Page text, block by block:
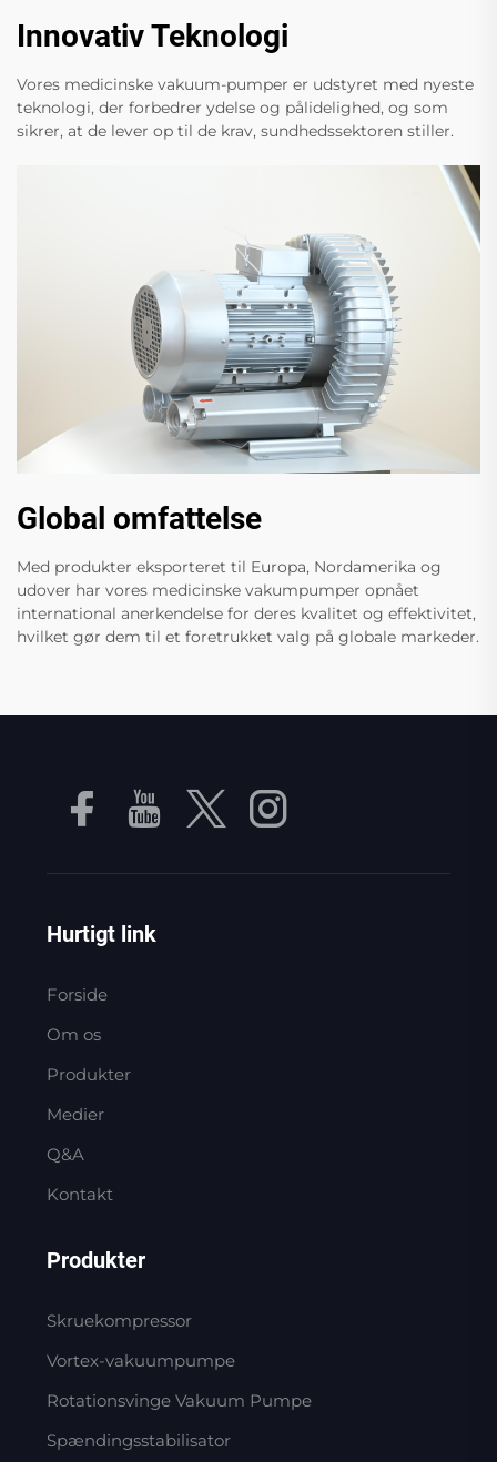
Innovativ Teknologi
Vores medicinske vakuum-pumper er udstyret med nyeste
teknologi, der forbedrer ydelse og pålidelighed, og som
sikrer, at de lever op til de krav, sundhedssektoren stiller.
Global omfattelse
Med produkter eksporteret til Europa, Nordamerika og
udover har vores medicinske vakumpumper opnået
international anerkendelse for deres kvalitet og effektivitet,
hvilket gør dem til et foretrukket valg på globale markeder.
Hurtigt link
Forside
Om os
Produkter
Medier
Q&A
Kontakt
Produkter
Skruekompressor
Vortex-vakuumpumpe
Rotationsvinge Vakuum Pumpe
Spændingsstabilisator